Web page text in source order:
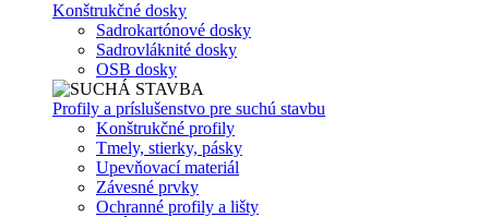
Konštrukčné dosky
Sadrokartónové dosky
Sadrovláknité dosky
OSB dosky
Profily a príslušenstvo pre suchú stavbu
Konštrukčné profily
Tmely, stierky, pásky
Upevňovací materiál
Závesné prvky
Ochranné profily a lišty